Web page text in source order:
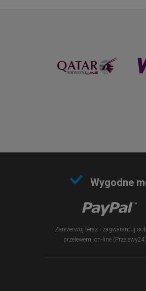
Wygodne
Zarezerwuj teraz i zagwarantuj
przelewem, on-line